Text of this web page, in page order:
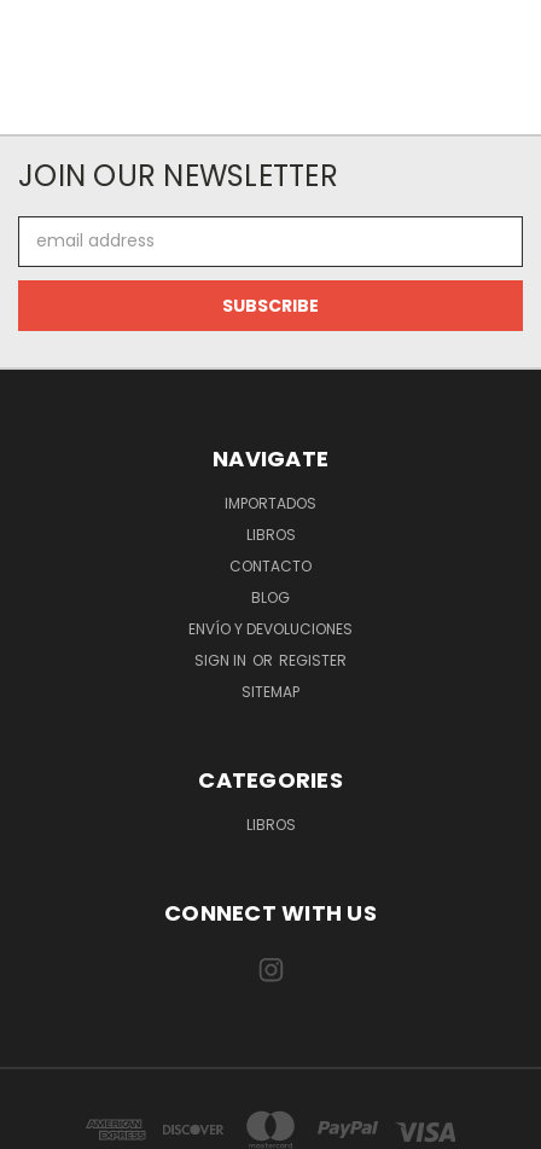
JOIN OUR NEWSLETTER
Address
NAVIGATE
IMPORTADOS
LIBROS
CONTACTO
BLOG
ENVÍO Y DEVOLUCIONES
SIGN IN OR REGISTER
SITEMAP
CATEGORIES
LIBROS
CONNECT WITH US